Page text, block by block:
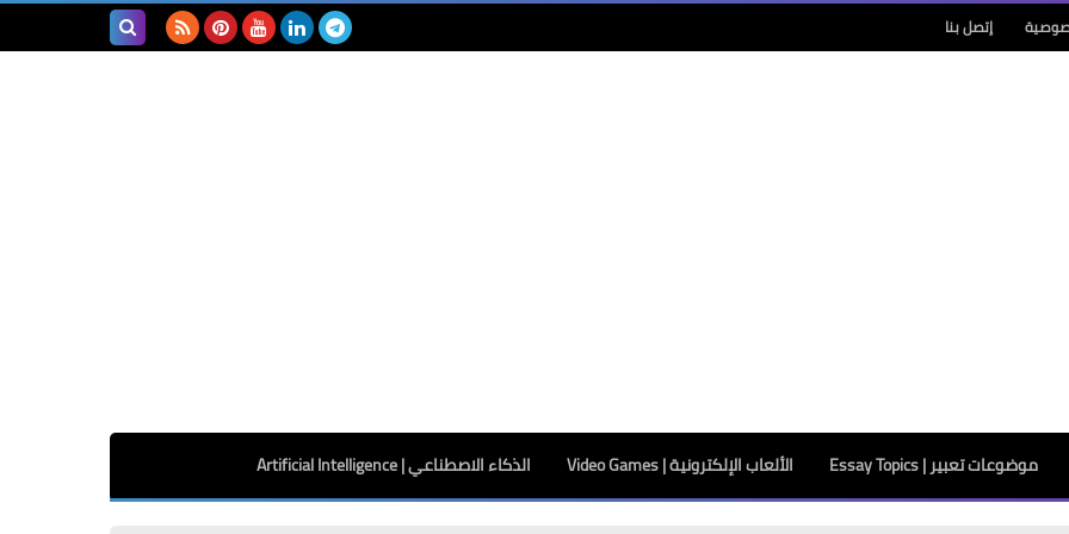
إتصل بنا
موضوعات تعبير | Essay Topics الألعاب الإلكترونية | Video Games الذكاء الاصطناعي | Artificial Intelligence